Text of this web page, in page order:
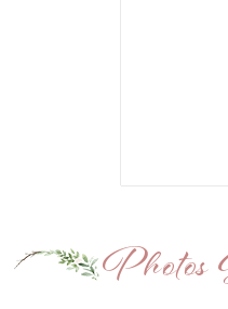
Photos